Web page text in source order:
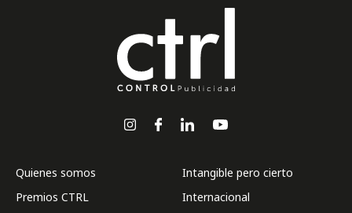
Quienes somos
Premios CTRL
Intangible pero cierto
Internacional